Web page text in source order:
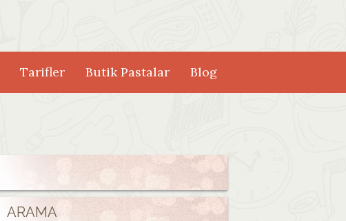
Blog
Butik Pastalar
Tarifler
ARAMA